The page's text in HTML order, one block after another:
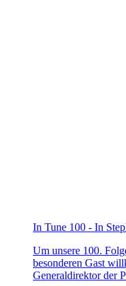
In Tune 100 - In
Um unsere 100.
besonderen Gast
Generaldirektor der